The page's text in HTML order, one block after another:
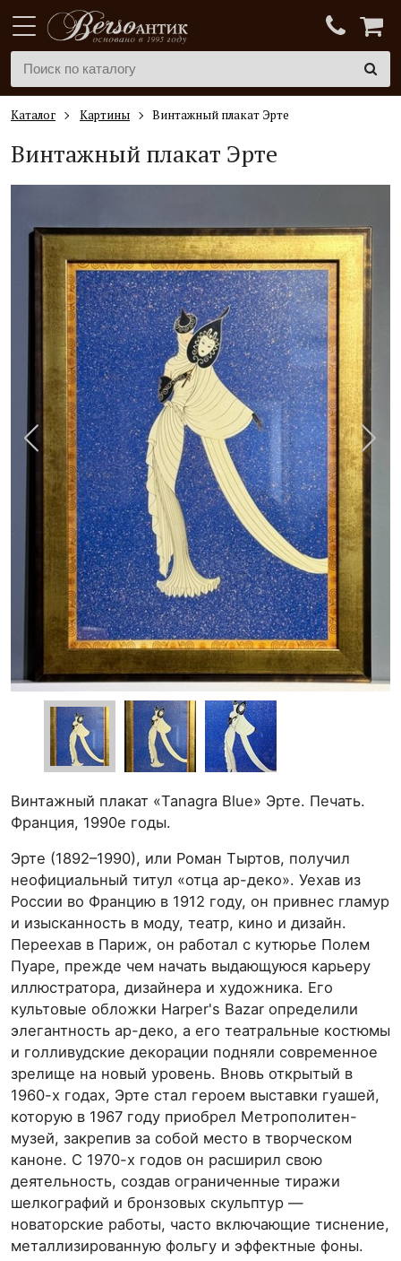
Каталог Картины Винтажный плакат Эрте
Винтажный плакат Эрте
Винтажный плакат «Tanagra Blue» Эрте. Печать.
Франция, 1990е годы.
Эрте (1892–1990), или Роман Тыртов, получил
неофициальный титул «отца ар-деко». Уехав из
России во Францию в 1912 году, он привнес гламур
и изысканность в моду, театр, кино и дизайн.
Переехав в Париж, он работал с кутюрье Полем
Пуаре, прежде чем начать выдающуюся карьеру
иллюстратора, дизайнера и художника. Его
культовые обложки Harper's Bazar определили
элегантность ар-деко, а его театральные костюмы
и голливудские декорации подняли современное
зрелище на новый уровень. Вновь открытый в
1960-х годах, Эрте стал героем выставки гуашей,
которую в 1967 году приобрел Метрополитен-
музей, закрепив за собой место в творческом
каноне. С 1970-х годов он расширил свою
деятельность, создав ограниченные тиражи
шелкографий и бронзовых скульптур —
новаторские работы, часто включающие тиснение,
металлизированную фольгу и эффектные фоны.